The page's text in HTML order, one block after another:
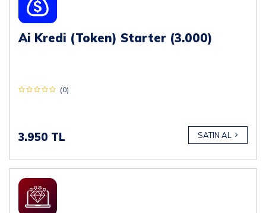
Ai Kredi (Token) Starter (3.000)
(0)
3.950 TL SATIN AL